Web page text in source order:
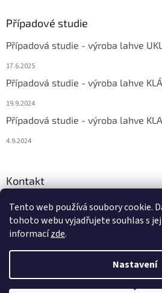
Tento web používá soubory cookie.
tohoto webu vyjadřujete souhlas s
informacízde.
Nastavení
Případové studie
Případová studie - výroba lahve
17.6.2025
Případová studie - výroba lahve
19.9.2024
Případová studie - výroba lahve
4.9.2024
Kontakt
eshop@ bema-la.cz
+420 733 762 684